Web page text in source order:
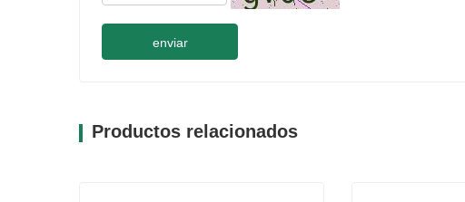
enviar
Productos relacionados